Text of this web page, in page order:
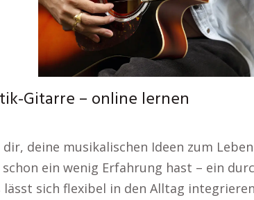
Gitarre – online lernen
deine musikalischen Ideen zum
ein wenig Erfahrung hast – ein
lässt sich flexibel in den Alltag